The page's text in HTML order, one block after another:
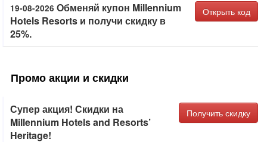
19-08-2026 Обменяй купон Millennium
Hotels Resorts и получи скидку в
25%.
Открыть код
Промо акции и скидки
Супер акция! Скидки на
Millennium Hotels and Resorts’
Heritage!
Получить скидку